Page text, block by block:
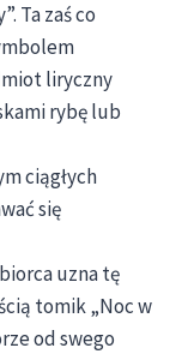
Ta zaś co
liryczny
rybę lub
ciągłych
się
uzna tę
tomik „Noc w
od swego